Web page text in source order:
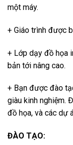
một máy.
+ Giáo trình được
+ Lớp dạy đồ họa
bản tới nâng cao.
+ Bạn được đào
giàu kinh nghiệm.
đồ họa, và các dự
ĐÀO TẠO: